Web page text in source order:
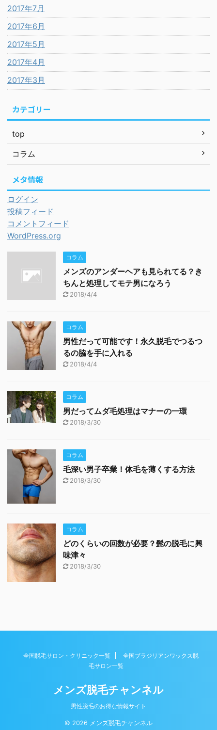
2017年7月
2017年6月
2017年5月
2017年4月
2017年3月
カテゴリー
top
コラム
メタ情報
ログイン
投稿フィード
コメントフィード
WordPress.org
コラム
メンズのアンダーヘアも見られてる？き
ちんと処理してモテ男になろう
2018/4/4
コラム
男性だって可能です！永久脱毛でつるつ
るの脇を手に入れる
2018/4/4
コラム
男だってムダ毛処理はマナーの一環
2018/3/30
コラム
毛深い男子卒業！体毛を薄くする方法
2018/3/30
コラム
どのくらいの回数が必要？髭の脱毛に興
味津々
2018/3/30
全国脱毛サロン・クリニック一覧
全国ブラジリアンワックス脱
毛サロン一覧
メンズ脱毛チャンネル
男性脱毛のお得な情報サイト
© 2026 メンズ脱毛チャンネル